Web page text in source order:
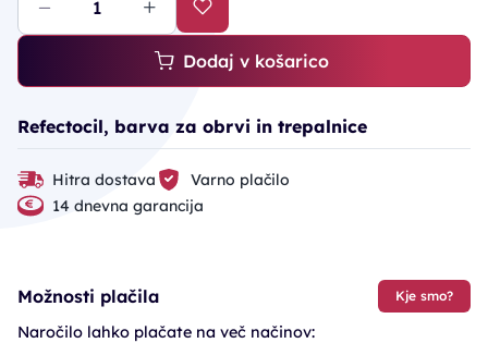
Dodaj v košarico
Refectocil, barva za obrvi in trepalnice
Hitra dostava
Varno plačilo
14 dnevna garancija
Možnosti plačila Kje smo?
Naročilo lahko plačate na več načinov: